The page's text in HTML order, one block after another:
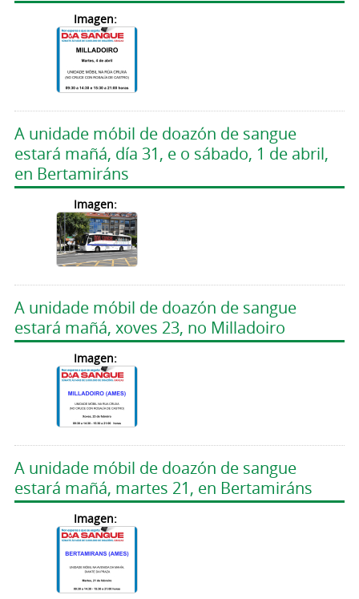
Imagen:
A unidade móbil de doazón de sangue
estará mañá, día 31, e o sábado, 1 de abril,
en Bertamiráns
Imagen:
A unidade móbil de doazón de sangue
estará mañá, xoves 23, no Milladoiro
Imagen:
A unidade móbil de doazón de sangue
estará mañá, martes 21, en Bertamiráns
Imagen: